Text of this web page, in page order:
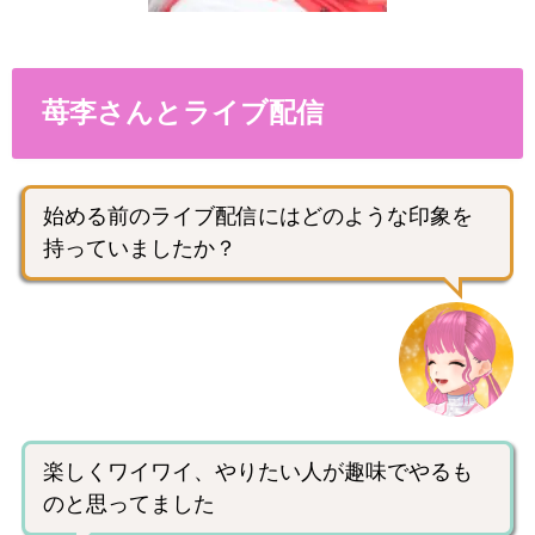
苺李さんとライブ配信
始める前のライブ配信にはどのような印象を
持っていましたか？
楽しくワイワイ、やりたい人が趣味でやるも
のと思ってました